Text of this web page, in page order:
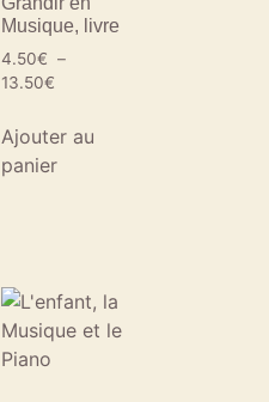
Musique, livre
4.50€ –
13.50€
Ajouter au
panier